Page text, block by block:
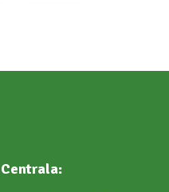
Centrala: